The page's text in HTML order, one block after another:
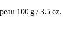
100 g / 3.5 oz.